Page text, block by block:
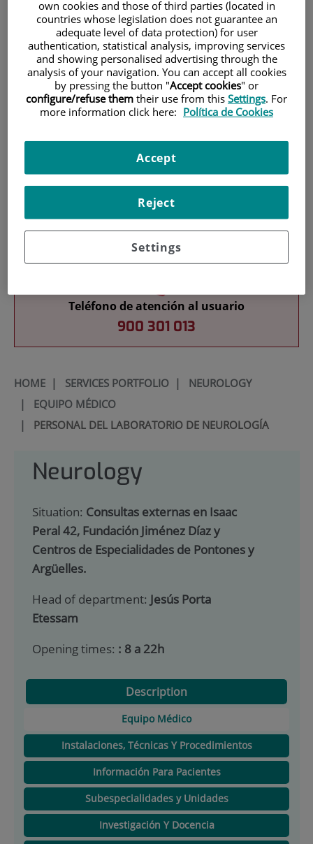
Research
Teaching
Teléfono de atención al usuario
900 301 013
HOME| SERVICES PORTFOLIO| NEUROLOGY
| EQUIPO MÉDICO
| PERSONAL DEL LABORATORIO DE NEUROLOGÍA
Neurology
Situation: Consultas externas en Isaac
Peral 42, Fundación Jiménez Díaz y
Centros de Especialidades de Pontones y
Argüelles.
Head of department: Jesús Porta
Etessam
Opening times: : 8 a 22h
Description
Equipo Médico
Instalaciones, Técnicas Y Procedimientos
Información Para Pacientes
Subespecialidades y Unidades
Investigación Y Docencia
own cookies and those of third parties (located in
countries whose legislation does not guarantee an
adequate level of data protection) for user
authentication, statistical analysis, improving services
and showing personalised advertising through the
analysis of your navigation. You can accept all cookies
by pressing the button "Accept cookies" or
configure/refuse them their use from this Settings. For
more information click here: Política de Cookies
Settings
Reject
Accept